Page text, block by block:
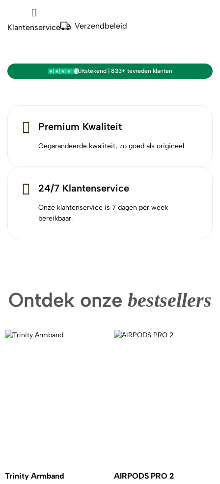
Klantenservice Verzendbeleid
Uitstekend | 833+ tevreden klanten
Premium Kwaliteit
Gegarandeerde kwaliteit, zo goed als origineel.
24/7 Klantenservice
Onze klantenservice is 7 dagen per week
bereikbaar.
Ontdek onze bestsellers
Trinity Armband AIRPODS PRO 2